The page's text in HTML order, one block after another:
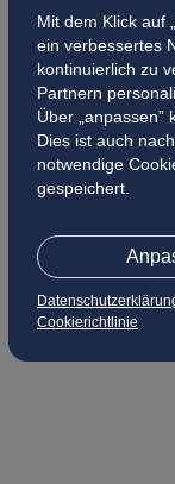
Mit dem Klick auf
ein verbessertes
kontinuierlich zu
Partnern
Über „anpassen”
Dies ist auch
notwendige
gespeichert.
Cookierichtlinie